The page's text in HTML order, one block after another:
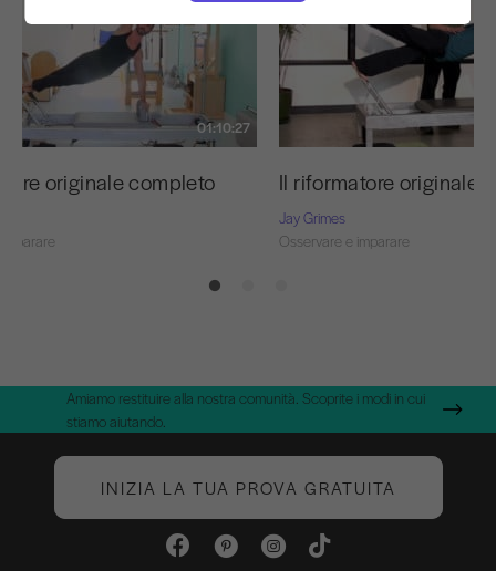
01:10:27
originale completo Il riformatore originale
Jay Grimes
Osservare e imparare
Amiamo restituire alla nostra comunità. Scoprite i modi in cui
stiamo aiutando.
INIZIA LA TUA PROVA GRATUITA